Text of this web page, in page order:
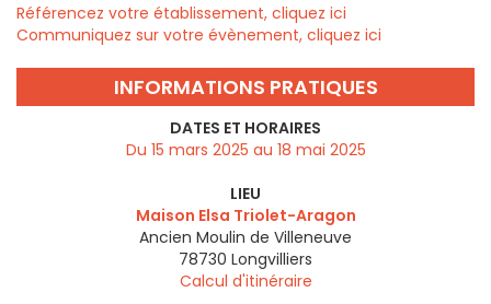
Référencez votre établissement, cliquez ici
Communiquez sur votre évènement, cliquez ici
INFORMATIONS PRATIQUES
DATES ET HORAIRES
Du 15 mars 2025 au 18 mai 2025
LIEU
Maison Elsa Triolet-Aragon
Ancien Moulin de Villeneuve
78730 Longvilliers
Calcul d'itinéraire